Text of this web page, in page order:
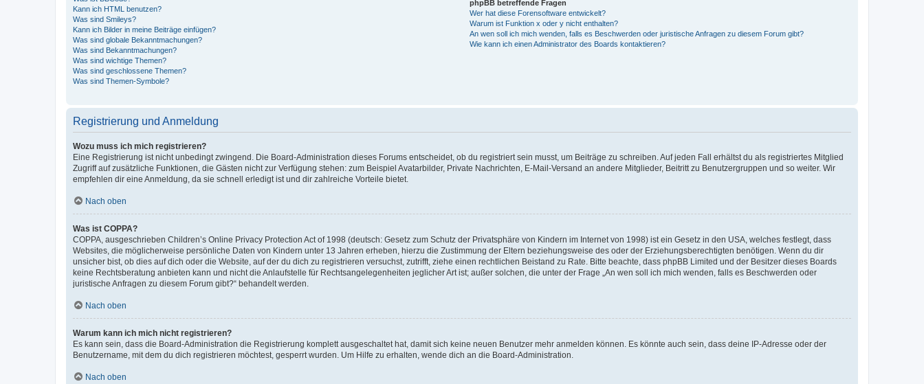
Kann ich HTML benutzen?
Was sind Smileys?
Kann ich Bilder in meine Beiträge einfügen?
Was sind globale Bekanntmachungen?
Was sind Bekanntmachungen?
Was sind wichtige Themen?
Was sind geschlossene Themen?
Was sind Themen-Symbole?
phpBB betreffende Fragen
Wer hat diese Forensoftware entwickelt?
Warum ist Funktion x oder y nicht enthalten?
An wen soll ich mich wenden, falls es Beschwerden oder juristische Anfragen zu diesem Forum gibt?
Wie kann ich einen Administrator des Boards kontaktieren?
Registrierung und Anmeldung
Wozu muss ich mich registrieren?
Eine Registrierung ist nicht unbedingt zwingend. Die Board-Administration dieses Forums entscheidet, ob du registriert sein musst, um Beiträge zu schreiben. Auf jeden Fall erhältst du als registriertes Mitglied
Zugriff auf zusätzliche Funktionen, die Gästen nicht zur Verfügung stehen: zum Beispiel Avatarbilder, Private Nachrichten, E-Mail-Versand an andere Mitglieder, Beitritt zu Benutzergruppen und so weiter. Wir
empfehlen dir eine Anmeldung, da sie schnell erledigt ist und dir zahlreiche Vorteile bietet.
Nach oben
Was ist COPPA?
COPPA, ausgeschrieben Children’s Online Privacy Protection Act of 1998 (deutsch: Gesetz zum Schutz der Privatsphäre von Kindern im Internet von 1998) ist ein Gesetz in den USA, welches festlegt, dass
Websites, die möglicherweise persönliche Daten von Kindern unter 13 Jahren erheben, hierzu die Zustimmung der Eltern beziehungsweise des oder der Erziehungsberechtigten benötigen. Wenn du dir
unsicher bist, ob dies auf dich oder die Website, auf der du dich zu registrieren versuchst, zutrifft, ziehe einen rechtlichen Beistand zu Rate. Bitte beachte, dass phpBB Limited und der Besitzer dieses Boards
keine Rechtsberatung anbieten kann und nicht die Anlaufstelle für Rechtsangelegenheiten jeglicher Art ist; außer solchen, die unter der Frage „An wen soll ich mich wenden, falls es Beschwerden oder
juristische Anfragen zu diesem Forum gibt?“ behandelt werden.
Nach oben
Warum kann ich mich nicht registrieren?
Es kann sein, dass die Board-Administration die Registrierung komplett ausgeschaltet hat, damit sich keine neuen Benutzer mehr anmelden können. Es könnte auch sein, dass deine IP-Adresse oder der
Benutzername, mit dem du dich registrieren möchtest, gesperrt wurden. Um Hilfe zu erhalten, wende dich an die Board-Administration.
Nach oben